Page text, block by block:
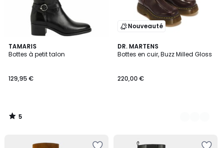
TAMARIS
Bottes à petit talon
129,95 €
5
/
5
/
Nouveauté
DR. MARTENS
Bottes en cuir, Buzz Milled Gloss
220,00 €
2
Couleurs